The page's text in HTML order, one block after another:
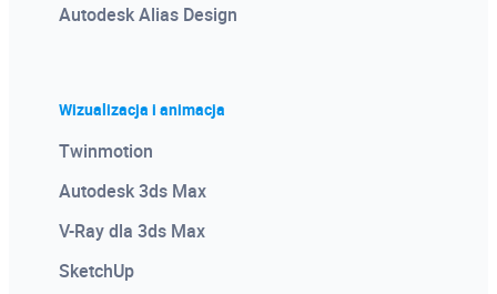
Autodesk Alias Design
Wizualizacja i animacja
Twinmotion
Autodesk 3ds Max
V-Ray dla 3ds Max
SketchUp